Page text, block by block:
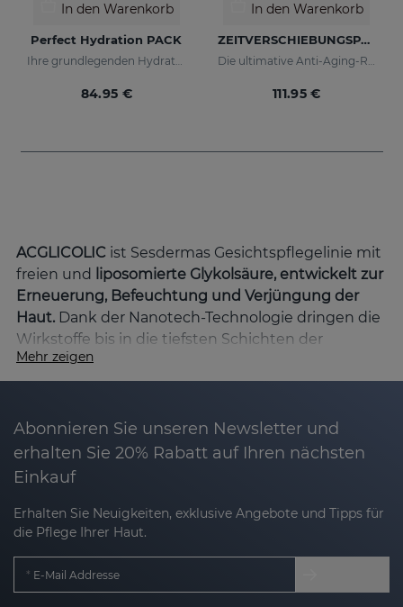
In den Warenkorb
Perfect Hydration PACK
Ihre grundlegenden Hydratationsprodukte in einer Pack
84.95 €
In den Warenkorb
ZEITVERSCHIEBUNGSPAKET
Die ultimative Anti-Aging-Routine
111.95 €
ACGLICOLIC ist Sesdermas Gesichtspflegelinie mit
freien und
liposomierte Glykolsäure, entwickelt zur
Erneuerung, Befeuchtung und Verjüngung der
Haut. Dank der Nanotech-Technologie dringen die
Wirkstoffe bis in die tiefsten Schichten der
Epidermis vor und gewährleisten so maximale
Wirksamkeit bei hoher Verträglichkeit.
Hauptvorteile der ACGLICOLIC-Linie
Zellerneuerung
entfernt abgestorbene Zellen und stimuliert
die Regeneration.
Tiefe Feuchtigkeitsversorgung: Inhaltsstoffe
wie Hyaluronsäure und Vitamin E halten die
Mehr zeigen
Abonnieren Sie unseren Newsletter und
erhalten Sie 20% Rabatt auf Ihren nächsten
Einkauf
Erhalten Sie Neuigkeiten, exklusive Angebote und Tipps für
die Pflege Ihrer Haut.
E-Mail Addresse